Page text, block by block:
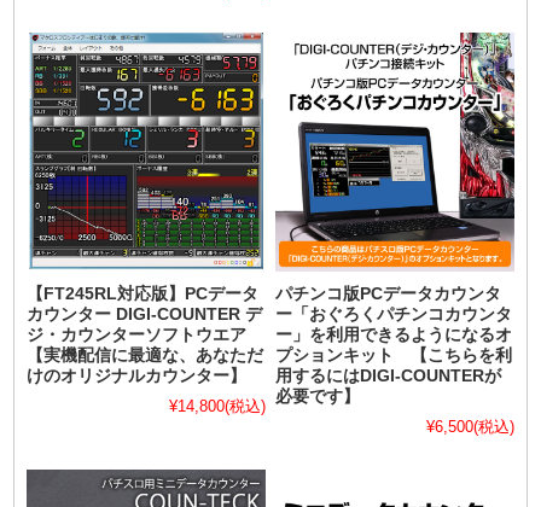
【FT245RL対応版】PCデータ
カウンター DIGI-COUNTER デ
ジ・カウンターソフトウエア
【実機配信に最適な、あなただ
けのオリジナルカウンター】
¥14,800(税込)
パチンコ版PCデータカウンタ
ー「おぐろくパチンコカウンタ
ー」を利用できるようになるオ
プションキット 【こちらを利
用するにはDIGI-COUNTERが
必要です】
¥6,500(税込)